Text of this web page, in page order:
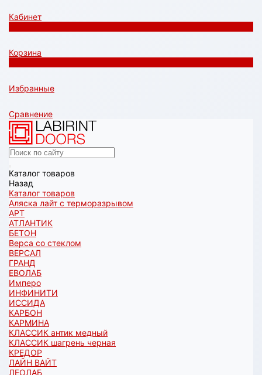
Кабинет
Корзина
Избранные
Сравнение
Каталог товаров
Назад
Каталог товаров
Аляска лайт с терморазрывом
АРТ
АТЛАНТИК
БЕТОН
Верса со стеклом
ВЕРСАЛ
ГРАНД
ЕВОЛАБ
Имперо
ИНФИНИТИ
ИССИДА
КАРБОН
КАРМИНА
КЛАССИК антик медный
КЛАССИК шагрень черная
КРЕДОР
ЛАЙН ВАЙТ
ЛЕОЛАБ